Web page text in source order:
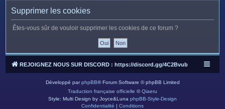
e
Supprimer les cookies
Êtes-vous sûr de vouloir supprimer les cookies de ce forum ?
REJOIGNEZ NOUS SUR DISCORD : https://discord.gg/4C2Bvub
Développé parphpBB® Forum Software © phpBB Limited
Traduction française officielle ©Qiaeru
Style: Multi Design by Joyce&Luna phpBB-Style-Design
Confidentialité | Conditions